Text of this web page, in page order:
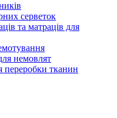
серветок
та матраців для
немовлят
переробки тканин